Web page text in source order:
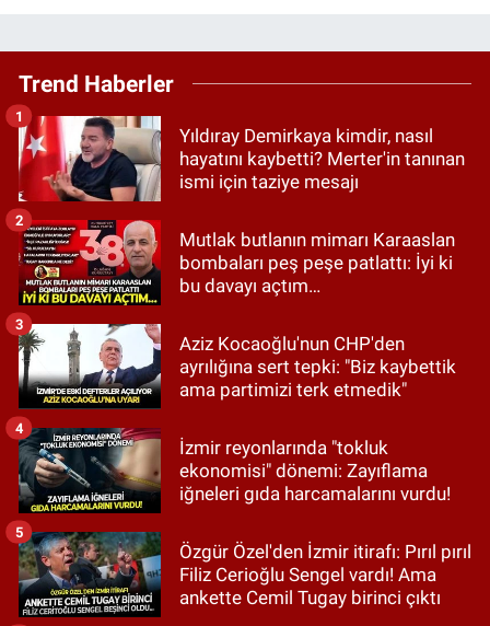
Trend Haberler
Yıldıray Demirkaya kimdir, nasıl
hayatını kaybetti? Merter'in tanınan
ismi için taziye mesajı
1
Mutlak butlanın mimarı Karaaslan
bombaları peş peşe patlattı: İyi ki
bu davayı açtım…
2
Aziz Kocaoğlu'nun CHP'den
ayrılığına sert tepki: "Biz kaybettik
ama partimizi terk etmedik"
3
İzmir reyonlarında "tokluk
ekonomisi" dönemi: Zayıflama
iğneleri gıda harcamalarını vurdu!
4
Özgür Özel'den İzmir itirafı: Pırıl pırıl
Filiz Cerioğlu Sengel vardı! Ama
ankette Cemil Tugay birinci çıktı
5